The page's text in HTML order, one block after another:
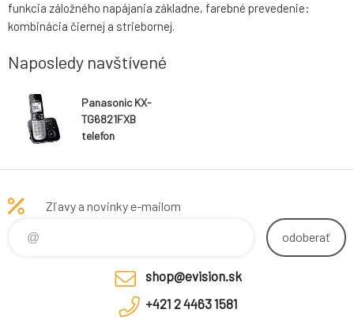
funkcia záložného napájania základne, farebné prevedenie:
kombinácia čiernej a striebornej.
Naposledy navštívené
Panasonic KX-
TG6821FXB
telefon
DECT / cierny 1x
Zľavy a novinky e-mailom
odoberať
shop@evision.sk
+421 2 4463 1581